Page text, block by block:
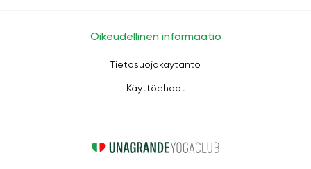
Oikeudellinen informaatio
Tietosuojakäytäntö
Käyttöehdot